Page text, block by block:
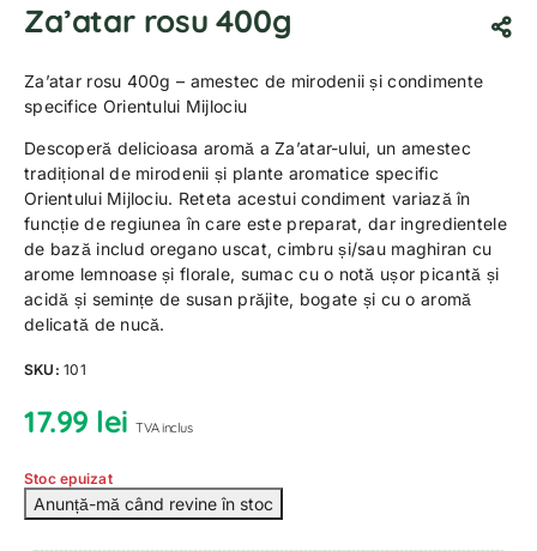
Za’atar rosu 400g
Za’atar rosu 400g – amestec de mirodenii și condimente
specifice Orientului Mijlociu
Descoperă delicioasa aromă a Za’atar-ului, un amestec
tradițional de mirodenii și plante aromatice specific
Orientului Mijlociu. Reteta acestui condiment variază în
funcție de regiunea în care este preparat, dar ingredientele
de bază includ oregano uscat, cimbru și/sau maghiran cu
arome lemnoase și florale, sumac cu o notă ușor picantă și
acidă și semințe de susan prăjite, bogate și cu o aromă
delicată de nucă.
SKU:101
17.99 lei TVA inclus
Stoc epuizat